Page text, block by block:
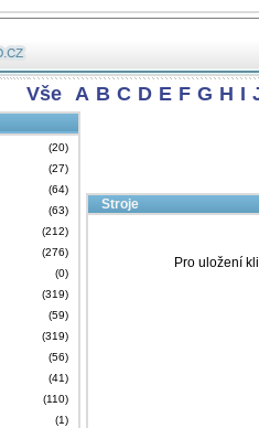
Vše A B C D E F G H I
(20)
(27)
(64)
(63)
(212)
(276)
(0)
(319)
(59)
(319)
(56)
(41)
(110)
(1)
Stroje
Pro uložení